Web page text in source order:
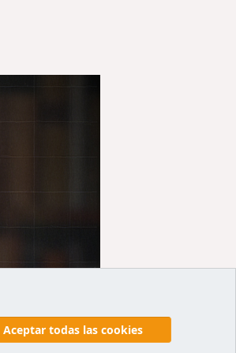
privacidad Ayuda Inicio
R
Aceptar todas las cookies